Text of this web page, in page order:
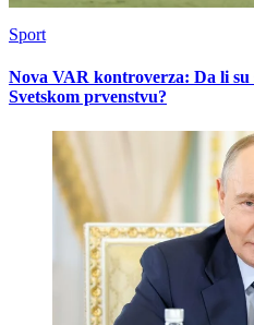
Sport
Nova VAR kontroverza: Da li
Svetskom prvenstvu?